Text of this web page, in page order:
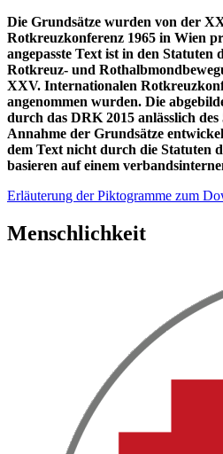
Die Grundsätze wurden von der
Rotkreuzkonferenz 1965 in Wien
angepasste Text ist in den Statuten
Rotkreuz- und
XXV. Internationalen
angenommen wurden. Die
durch das DRK 2015 anlässlich
Annahme der Grundsätze
dem Text nicht durch die Statuten
basieren auf einem
Erläuterung der Piktogramme zum
Menschlichkeit